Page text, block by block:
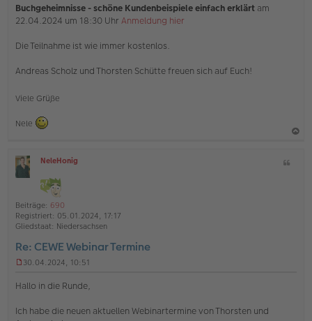
Buchgeheimnisse - schöne Kundenbeispiele einfach erklärt am
22.04.2024 um 18:30 Uhr Anmeldung hier
Die Teilnahme ist wie immer kostenlos.
Andreas Scholz und Thorsten Schütte freuen sich auf Euch!
Viele Grüße
Nele
ff
n
e
NeleHonig
Beiträge: 690
Registriert: 05.01.2024, 17:17
Gliedstaat: Niedersachsen
Re: CEWE Webinar Termine
g
l
30.04.2024, 10:51
Hallo in die Runde,
Ich habe die neuen aktuellen Webinartermine von Thorsten und